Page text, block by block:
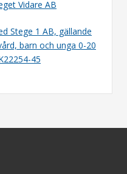
Vidare AB
Stege 1 AB, gällande
barn och unga 0-20
45